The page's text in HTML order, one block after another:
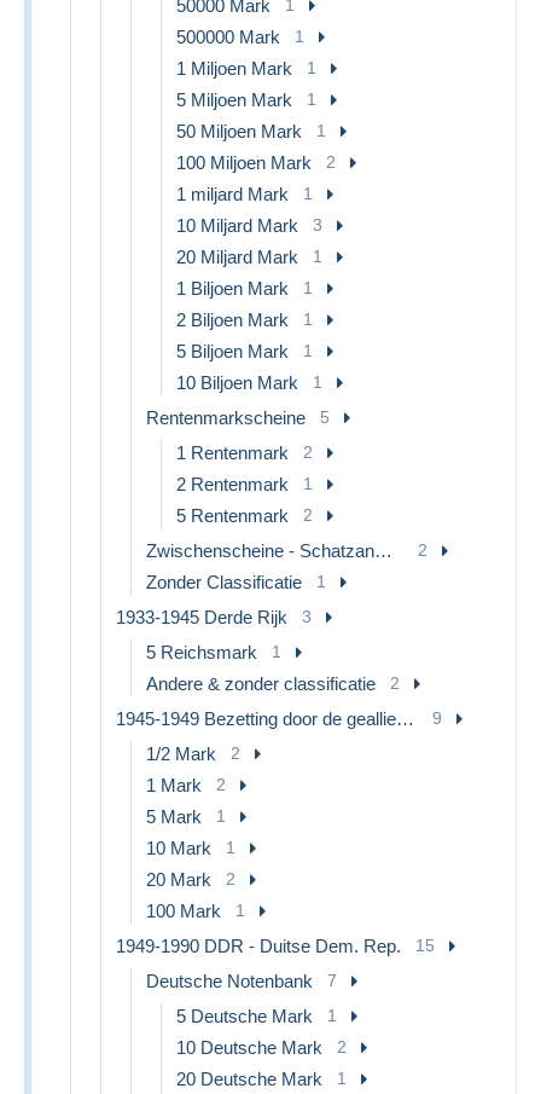
50000 Mark 1
500000 Mark 1
1 Miljoen Mark 1
5 Miljoen Mark 1
50 Miljoen Mark 1
100 Miljoen Mark 2
1 miljard Mark 1
10 Miljard Mark 3
20 Miljard Mark 1
1 Biljoen Mark 1
2 Biljoen Mark 1
5 Biljoen Mark 1
10 Biljoen Mark 1
Rentenmarkscheine 5
1 Rentenmark 2
2 Rentenmark 1
5 Rentenmark 2
Zwischenscheine - Schatzanweisungen 2
Zonder Classificatie 1
1933-1945 Derde Rijk 3
5 Reichsmark 1
Andere & zonder classificatie 2
1945-1949 Bezetting door de geallieerden 9
1/2 Mark 2
1 Mark 2
5 Mark 1
10 Mark 1
20 Mark 2
100 Mark 1
1949-1990 DDR - Duitse Dem. Rep. 15
Deutsche Notenbank 7
5 Deutsche Mark 1
10 Deutsche Mark 2
20 Deutsche Mark 1